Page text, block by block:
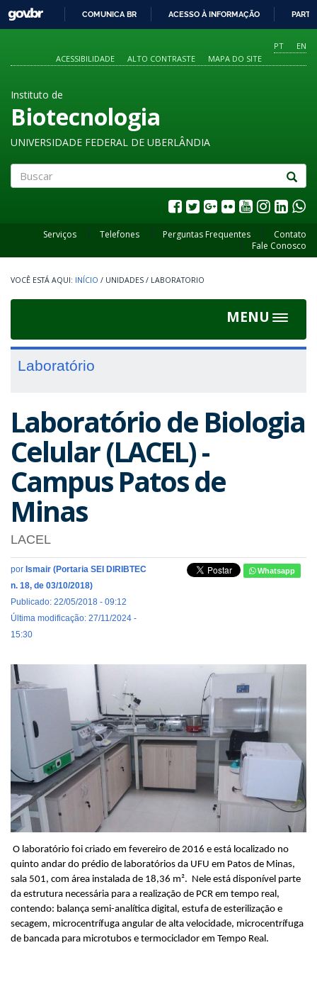
O
CONTEÚDO
GOVBR
COMUNICA BR ACESSO À INFORMAÇÃO
PT
EN
ACESSIBILIDADE
ALTO CONTRASTE MAPA DO SITE
Instituto de
Biotecnologia
UNIVERSIDADE FEDERAL DE UBERLÂNDIA
Serviços Telefones Perguntas Frequentes
Contato
Fale Conosco
INÍCIO / UNIDADES / LABORATORIO
MENU
Toggle
Laboratório
Laboratório de Biologia
Celular (LACEL) -
Campus Patos de
Minas
LACEL
por Ismair (Portaria SEI DIRIBTEC
n. 18, de 03/10/2018)
Publicado: 22/05/2018 - 09:12
Última modificação: 27/11/2024 -
15:30
Whatsapp
O laboratório foi criado em fevereiro de 2016 e está localizado no
quinto andar do prédio de laboratórios da UFU em Patos de Minas,
sala 501, com área instalada de 18,36 m². Nele está disponível parte
da estrutura necessária para a realização de PCR em tempo real,
contendo: balança semi-analítica digital, estufa de esterilização e
secagem, microcentrífuga angular de alta velocidade, microcentrífuga
de bancada para microtubos e termociclador em Tempo Real.